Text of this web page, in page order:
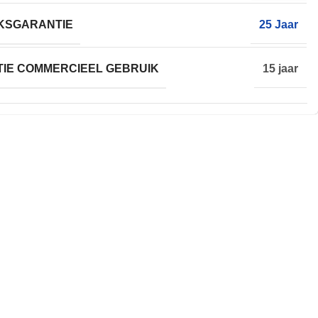
25 Jaar
COMMERCIEEL GEBRUIK 15 jaar